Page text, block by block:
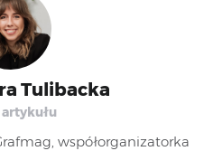
Tulibacka
współorganizatorka